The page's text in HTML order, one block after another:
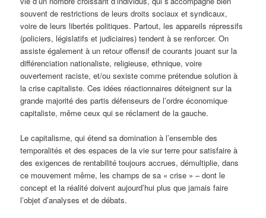
souvent de restrictions de leurs droits sociaux et syndicaux,
voire de leurs libertés politiques. Partout, les appareils répressifs
(policiers, législatifs et judiciaires) tendent à se renforcer. On
assiste également à un retour offensif de courants jouant sur la
différenciation nationaliste, religieuse, ethnique, voire
ouvertement raciste, et/ou sexiste comme prétendue solution à
la crise capitaliste. Ces idées réactionnaires déteignent sur la
grande majorité des partis défenseurs de l’ordre économique
capitaliste, même ceux qui se réclament de la gauche.
Le capitalisme, qui étend sa domination à l’ensemble des
temporalités et des espaces de la vie sur terre pour satisfaire à
des exigences de rentabilité toujours accrues, démultiplie, dans
ce mouvement même, les champs de sa « crise » – dont le
concept et la réalité doivent aujourd’hui plus que jamais faire
l’objet d’analyses et de débats.